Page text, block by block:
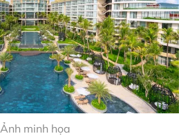
Ảnh minh họa